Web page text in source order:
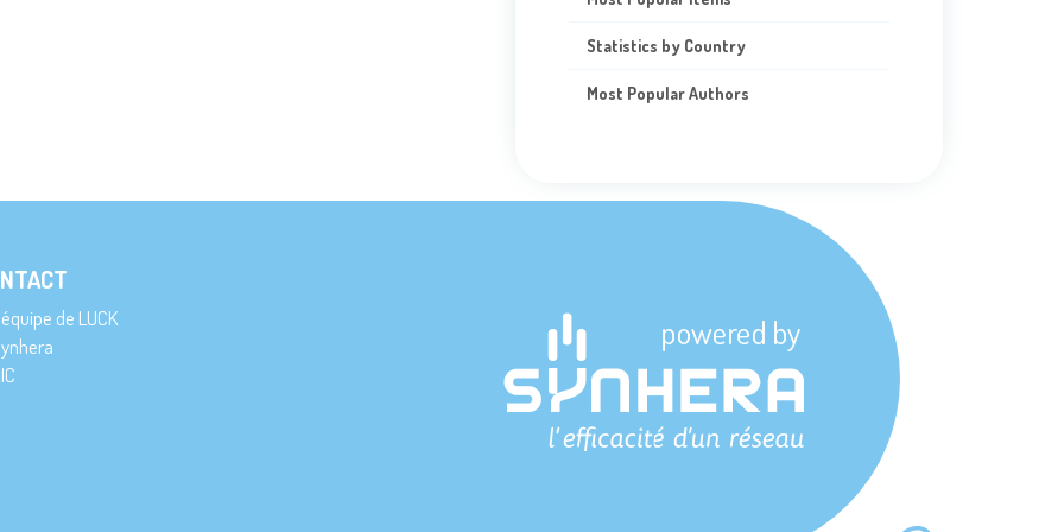
Statistics by Country
Most Popular Authors
de LUCK